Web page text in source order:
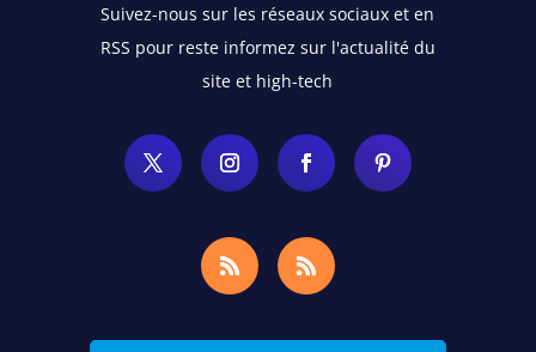
Suivez-nous sur les réseaux sociaux et en
RSS pour reste informez sur l'actualité du
site et high-tech